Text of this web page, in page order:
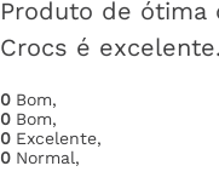
Produto de ótima
Crocs é excelente.
0 Bom,
0 Bom,
0 Excelente,
0 Normal,